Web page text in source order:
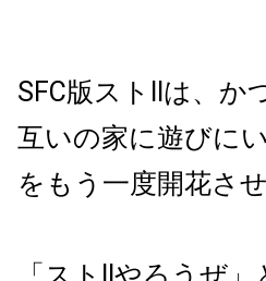
SFC版ストIIは、か
互いの家に遊びに
をもう一度開花させ